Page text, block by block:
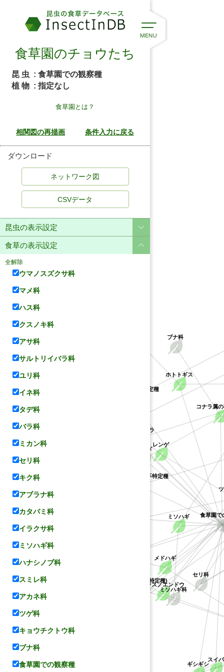
ツ
メドハギ
レンゲ
カラスノエンドウ
サルトリイバラ科
サルトリイバラ
ホトトギス
スイバ
ギシギシ
バラ科
セリ科
ミソハギ科
ミソハギ
(ハギ属の不特定種)
アカネ科
クチナシ属の不特定種
キョウチクトウ科
キジョラン属の不特定種
ブナ科
コナラ属
食草園
食草園のチョウたち
昆 虫 : 食草園での観察種
植 物 : 指定なし
食草園とは？
ダウンロード
CSVデータ
昆虫の表示設定
食草の表示設定
全解除
ウマノスズクサ科
マメ科
ハス科
クスノキ科
アサ科
サルトリイバラ科
ユリ科
イネ科
タデ科
バラ科
ミカン科
セリ科
キク科
アブラナ科
カタバミ科
イラクサ科
ミソハギ科
ハナシノブ科
スミレ科
アカネ科
ツゲ科
キョウチクトウ科
ブナ科
食草園での観察種